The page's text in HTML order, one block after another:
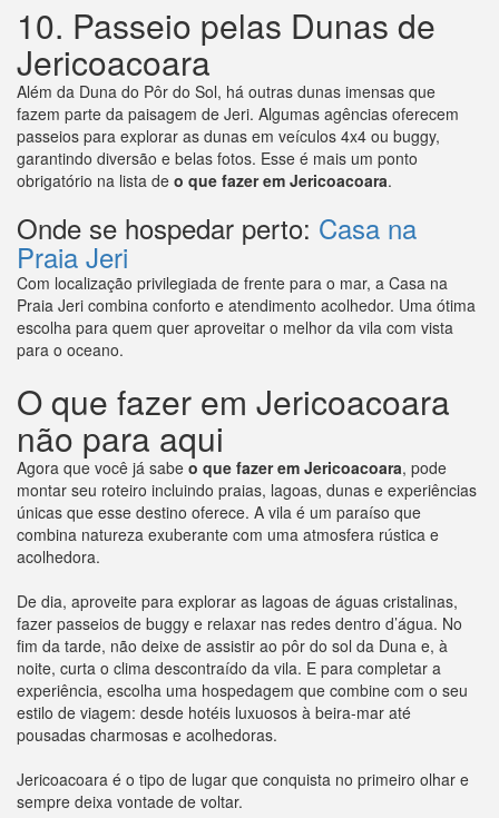
10. Passeio pelas Dunas de
Jericoacoara
Além da Duna do Pôr do Sol, há outras dunas imensas que
fazem parte da paisagem de Jeri. Algumas agências oferecem
passeios para explorar as dunas em veículos 4x4 ou buggy,
garantindo diversão e belas fotos. Esse é mais um ponto
obrigatório na lista de o que fazer em Jericoacoara.
Onde se hospedar perto: Casa na
Praia Jeri
Com localização privilegiada de frente para o mar, a Casa na
Praia Jeri combina conforto e atendimento acolhedor. Uma ótima
escolha para quem quer aproveitar o melhor da vila com vista
para o oceano.
O que fazer em Jericoacoara
não para aqui
Agora que você já sabe o que fazer em Jericoacoara, pode
montar seu roteiro incluindo praias, lagoas, dunas e experiências
únicas que esse destino oferece. A vila é um paraíso que
combina natureza exuberante com uma atmosfera rústica e
acolhedora.
De dia, aproveite para explorar as lagoas de águas cristalinas,
fazer passeios de buggy e relaxar nas redes dentro d’água. No
fim da tarde, não deixe de assistir ao pôr do sol da Duna e, à
noite, curta o clima descontraído da vila. E para completar a
experiência, escolha uma hospedagem que combine com o seu
estilo de viagem: desde hotéis luxuosos à beira-mar até
pousadas charmosas e acolhedoras.
Jericoacoara é o tipo de lugar que conquista no primeiro olhar e
sempre deixa vontade de voltar.